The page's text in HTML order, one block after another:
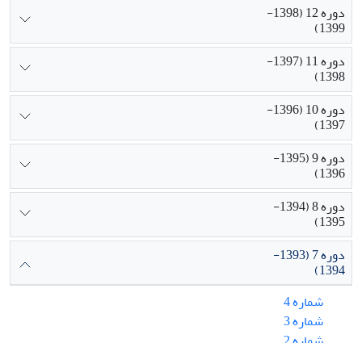
دوره 12 (1398-
1399)
دوره 11 (1397-
1398)
دوره 10 (1396-
1397)
دوره 9 (1395-
1396)
دوره 8 (1394-
1395)
دوره 7 (1393-
1394)
شماره 4
شماره 3